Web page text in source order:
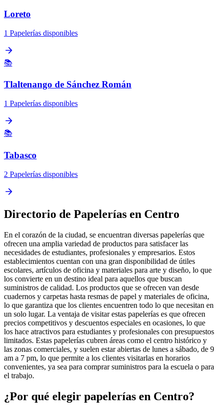
Loreto
1 Papelerías disponibles
📚
Tlaltenango de Sánchez Román
1 Papelerías disponibles
📚
Tabasco
2 Papelerías disponibles
Directorio de Papelerías en Centro
En el corazón de la ciudad, se encuentran diversas papelerías que
ofrecen una amplia variedad de productos para satisfacer las
necesidades de estudiantes, profesionales y empresarios. Estos
establecimientos cuentan con una gran disponibilidad de útiles
escolares, artículos de oficina y materiales para arte y diseño, lo que
los convierte en un destino ideal para aquellos que buscan
suministros de calidad. Los productos que se ofrecen van desde
cuadernos y carpetas hasta resmas de papel y materiales de oficina,
lo que garantiza que los clientes encuentren todo lo que necesitan en
un solo lugar. La ventaja de visitar estas papelerías es que ofrecen
precios competitivos y descuentos especiales en ocasiones, lo que
los hace atractivos para estudiantes y profesionales con presupuestos
limitados. Estas papelerías cubren áreas como el centro histórico y
las zonas comerciales, y suelen estar abiertas de lunes a sábado, de 9
am a 7 pm, lo que permite a los clientes visitarlas en horarios
convenientes, ya sea para comprar suministros para la escuela o para
el trabajo.
¿Por qué elegir papelerías en Centro?